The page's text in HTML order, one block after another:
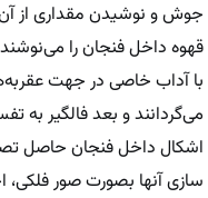
جوش و نوشیدن مقداری از آن
قهوه داخل فنجان را
با آداب خاصی در جهت
می‌گردانند و بعد فالگیر به
اشکال داخل فنجان حاصل
سازی آنها بصورت صور فلکی،